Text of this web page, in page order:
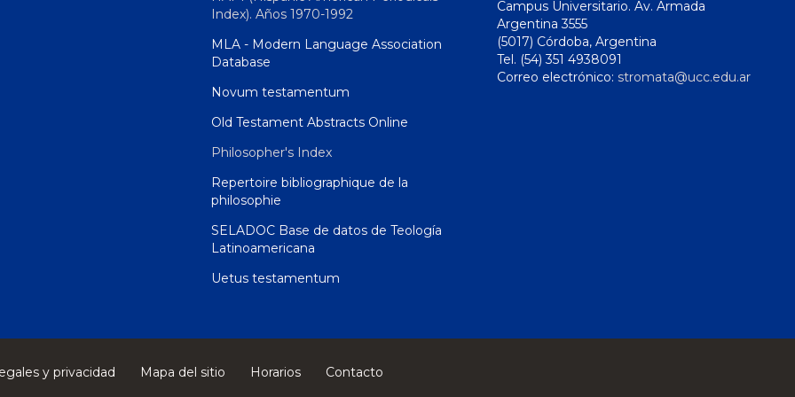
Index). Años 1970-1992
MLA - Modern Language Association
Database
Novum testamentum
Old Testament Abstracts Online
Philosopher's Index
Repertoire bibliographique de la
philosophie
SELADOC Base de datos de Teología
Latinoamericana
Uetus testamentum
Campus Universitario. Av. Armada
Argentina 3555
(5017) Córdoba, Argentina
Tel. (54) 351 4938091
Correo electrónico: stromata@ucc.edu.ar
y privacidad Mapa del sitio Horarios
Contacto